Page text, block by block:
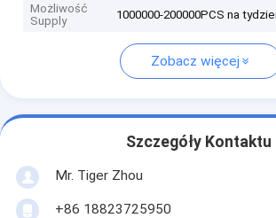
Możliwość
Supply
1000000-200000PCS na
Zobacz więcej
Szczegóły Kontaktu
Mr. Tiger Zhou
+86 18823725950